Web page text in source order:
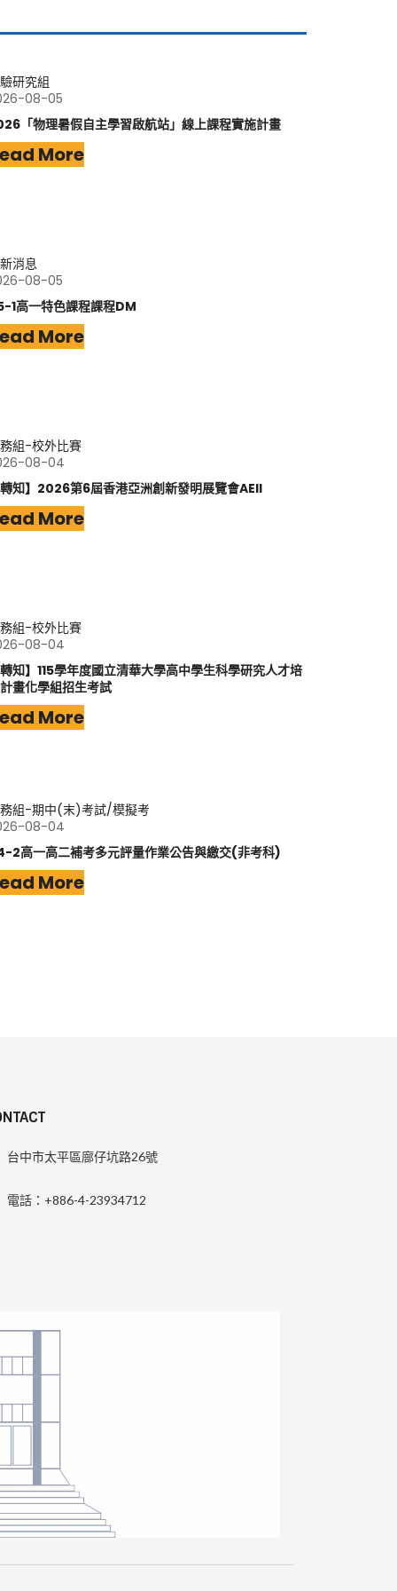
研究組
08-05
「物理暑假自主學習啟航站」線上課程實施計畫
More
消息
08-05
1高一特色課程課程DM
More
組-校外比賽
08-04
知】2026第6屆香港亞洲創新發明展覽會AEII
More
組-校外比賽
08-04
知】115學年度國立清華大學高中學生科學研究人才培
畫化學組招生考試
More
組-期中(末)考試/模擬考
08-04
2高一高二補考多元評量作業公告與繳交(非考科)
More
台中市太平區廍仔坑路26號
電話：+886-4-23934712